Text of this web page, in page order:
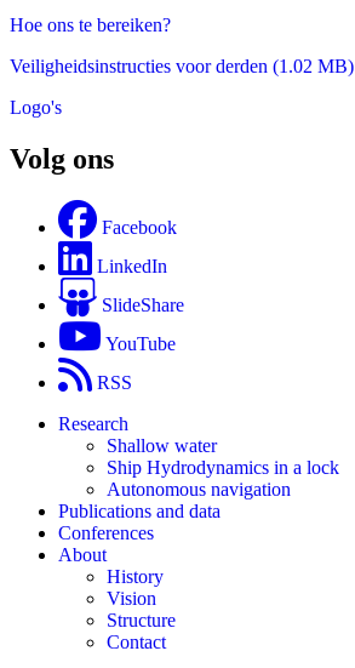
Hoe ons te bereiken?
Veiligheidsinstructies voor derden (1.02 MB)
Logo's
Volg ons
Facebook
LinkedIn
SlideShare
YouTube
RSS
Research
Shallow water
Ship Hydrodynamics in a lock
Autonomous navigation
Publications and data
Conferences
About
History
Vision
Structure
Contact